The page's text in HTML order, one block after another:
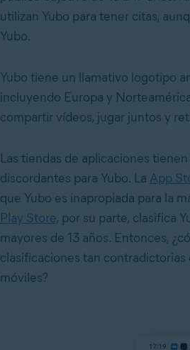
utilizan Yubo para tener citas,
Yubo.
Yubo tiene un llamativo logotipo
incluyendo Europa y
compartir vídeos, jugar juntos y
Las tiendas de aplicaciones
discordantes para Yubo. La App
que Yubo es inapropiada para la
Play Store, por su parte, clasifica
mayores de 13 años. Entonces,
clasificaciones tan contradictorias
móviles?